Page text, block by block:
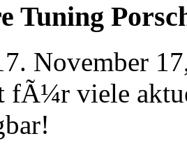
Tuning
November
fÃ¼r viele